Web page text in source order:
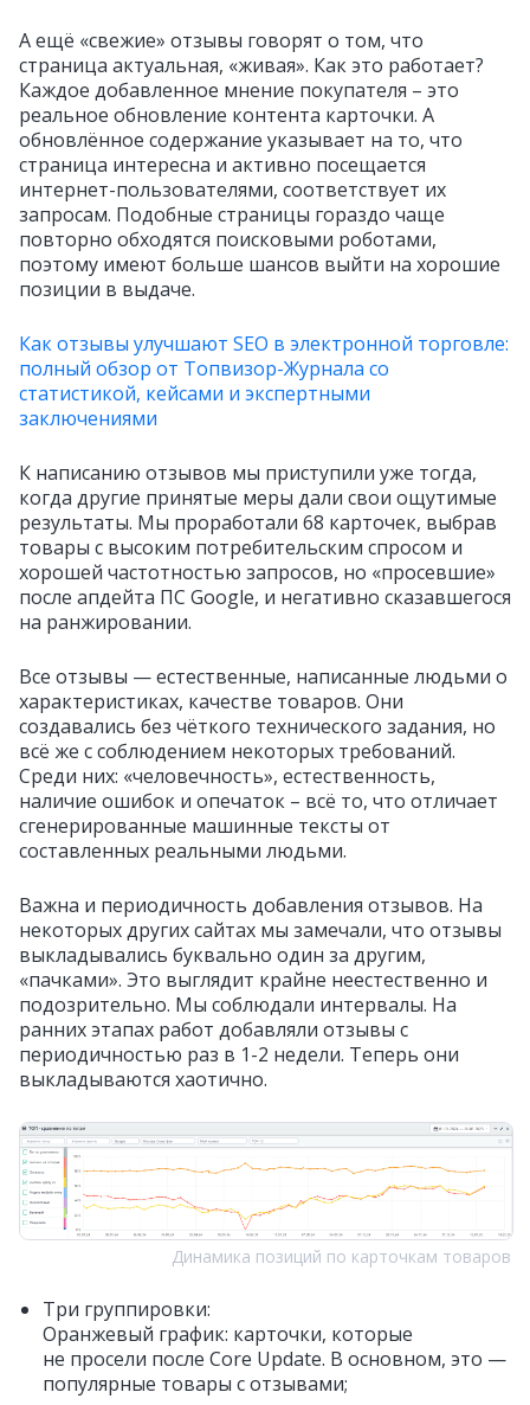
А ещё «свежие» отзывы говорят о том, что
страница актуальная, «живая». Как это работает?
Каждое добавленное мнение покупателя – это
реальное обновление контента карточки. А
обновлённое содержание указывает на то, что
страница интересна и активно посещается
интернет-пользователями, соответствует их
запросам. Подобные страницы гораздо чаще
повторно обходятся поисковыми роботами,
поэтому имеют больше шансов выйти на хорошие
позиции в выдаче.
Как отзывы улучшают SEO в электронной торговле:
полный обзор от Топвизор-Журнала со
статистикой, кейсами и экспертными
заключениями
К написанию отзывов мы приступили уже тогда,
когда другие принятые меры дали свои ощутимые
результаты. Мы проработали 68 карточек, выбрав
товары с высоким потребительским спросом и
хорошей частотностью запросов, но «просевшие»
после апдейта ПС Google, и негативно сказавшегося
на ранжировании.
Все отзывы — естественные, написанные людьми о
характеристиках, качестве товаров. Они
создавались без чёткого технического задания, но
всё же с соблюдением некоторых требований.
Среди них: «человечность», естественность,
наличие ошибок и опечаток – всё то, что отличает
сгенерированные машинные тексты от
составленных реальными людьми.
Важна и периодичность добавления отзывов. На
некоторых других сайтах мы замечали, что отзывы
выкладывались буквально один за другим,
«пачками». Это выглядит крайне неестественно и
подозрительно. Мы соблюдали интервалы. На
ранних этапах работ добавляли отзывы с
периодичностью раз в 1-2 недели. Теперь они
выкладываются хаотично.
Динамика позиций по карточкам товаров
Три группировки:
Оранжевый график: карточки, которые
не просели после Core Update. В основном, это —
популярные товары с отзывами;